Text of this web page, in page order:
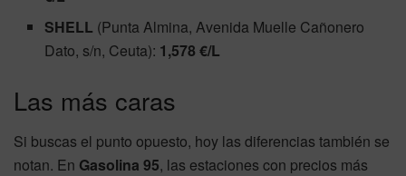
SHELL (Punta Almina, Avenida Muelle Cañonero
Dato, s/n, Ceuta): 1,578 €/L
Las más caras
Si buscas el punto opuesto, hoy las diferencias también se
notan. En Gasolina 95, las estaciones con precios más